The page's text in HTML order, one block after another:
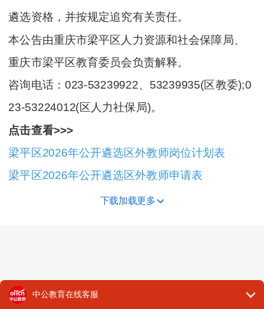
遴选资格，并按规定追究有关责任。
本公告由重庆市梁平区人力资源和社会保障局、
重庆市梁平区教育委员会负责解释。
咨询电话：023-53239922、53239935(区教委);0
23-53224012(区人力社保局)。
点击查看>>>
梁平区2026年公开遴选区外教师岗位计划表
梁平区2026年公开遴选区外教师申请表
下载加载更多